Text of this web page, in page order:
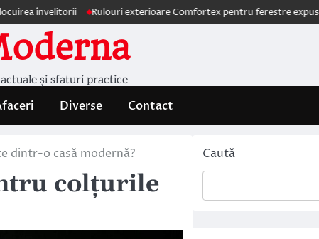
Rulouri exterioare Comfortex pentru ferestre expuse la soare,
și sfaturi practice
Diverse Contact
dintr-o casă modernă?
colțurile
Caută